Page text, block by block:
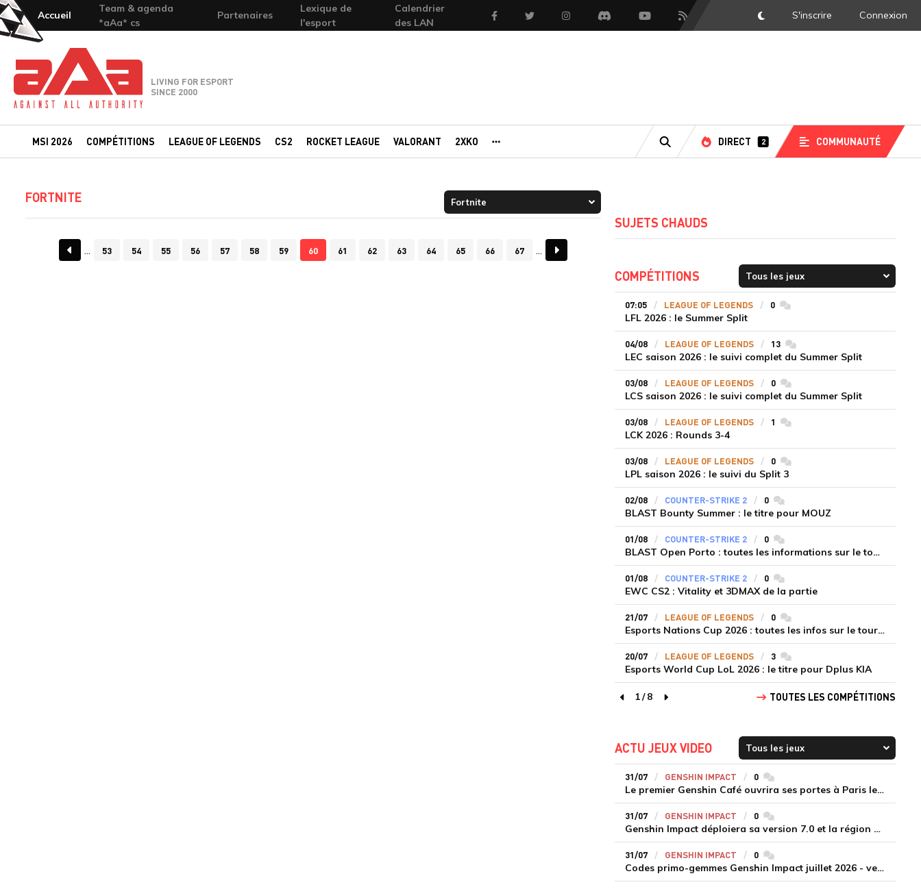
Accueil
Team & agenda
*aAa* cs
Partenaires
Lexique de
l'esport
Calendrier
des LAN
FacebookTwitter InstagramDiscord YoutubeFlux RSS DarkMode
S'inscrire Connexion
Team-aAa - against All authority
LIVING FOR ESPORT
SINCE 2000
MSI 2026 COMPÉTITIONS LEAGUE OF LEGENDS CS2 ROCKET LEAGUE VALORANT 2XKO
RECHERCHE
DIRECT 2 COMMUNAUTÉ
FORTNITE
53 54 55 56 57 58 59 60 61 62 63 64 65 66 67
SUJETS CHAUDS
COMPÉTITIONS
07:05 LEAGUE OF LEGENDS 0commentaires
LFL 2026 : le Summer Split
04/08 LEAGUE OF LEGENDS 13commentaires
LEC saison 2026 : le suivi complet du Summer Split
03/08 LEAGUE OF LEGENDS 0commentaires
LCS saison 2026 : le suivi complet du Summer Split
03/08 LEAGUE OF LEGENDS 1 commentaires
LCK 2026 : Rounds 3-4
03/08 LEAGUE OF LEGENDS 0commentaires
LPL saison 2026 : le suivi du Split 3
02/08 COUNTER-STRIKE 2 0commentaires
BLAST Bounty Summer : le titre pour MOUZ
01/08 COUNTER-STRIKE 2 0commentaires
BLAST Open Porto : toutes les informations sur le tournoi
01/08 COUNTER-STRIKE 2 0commentaires
EWC CS2 : Vitality et 3DMAX de la partie
21/07 LEAGUE OF LEGENDS 0commentaires
Esports Nations Cup 2026 : toutes les infos sur le tournoi
20/07 LEAGUE OF LEGENDS 3commentaires
Esports World Cup LoL 2026 : le titre pour Dplus KIA
page précédente
1/8
page suivante
TOUTES LES COMPÉTITIONS
ACTU JEUX VIDEO
31/07 GENSHIN IMPACT 0commentaires
Le premier Genshin Café ouvrira ses portes à Paris le 14 août
31/07 GENSHIN IMPACT 0commentaires
Genshin Impact déploiera sa version 7.0 et la région de Snezhnaya le 12 août
31/07 GENSHIN IMPACT 0commentaires
Codes primo-gemmes Genshin Impact juillet 2026 - version 7.0